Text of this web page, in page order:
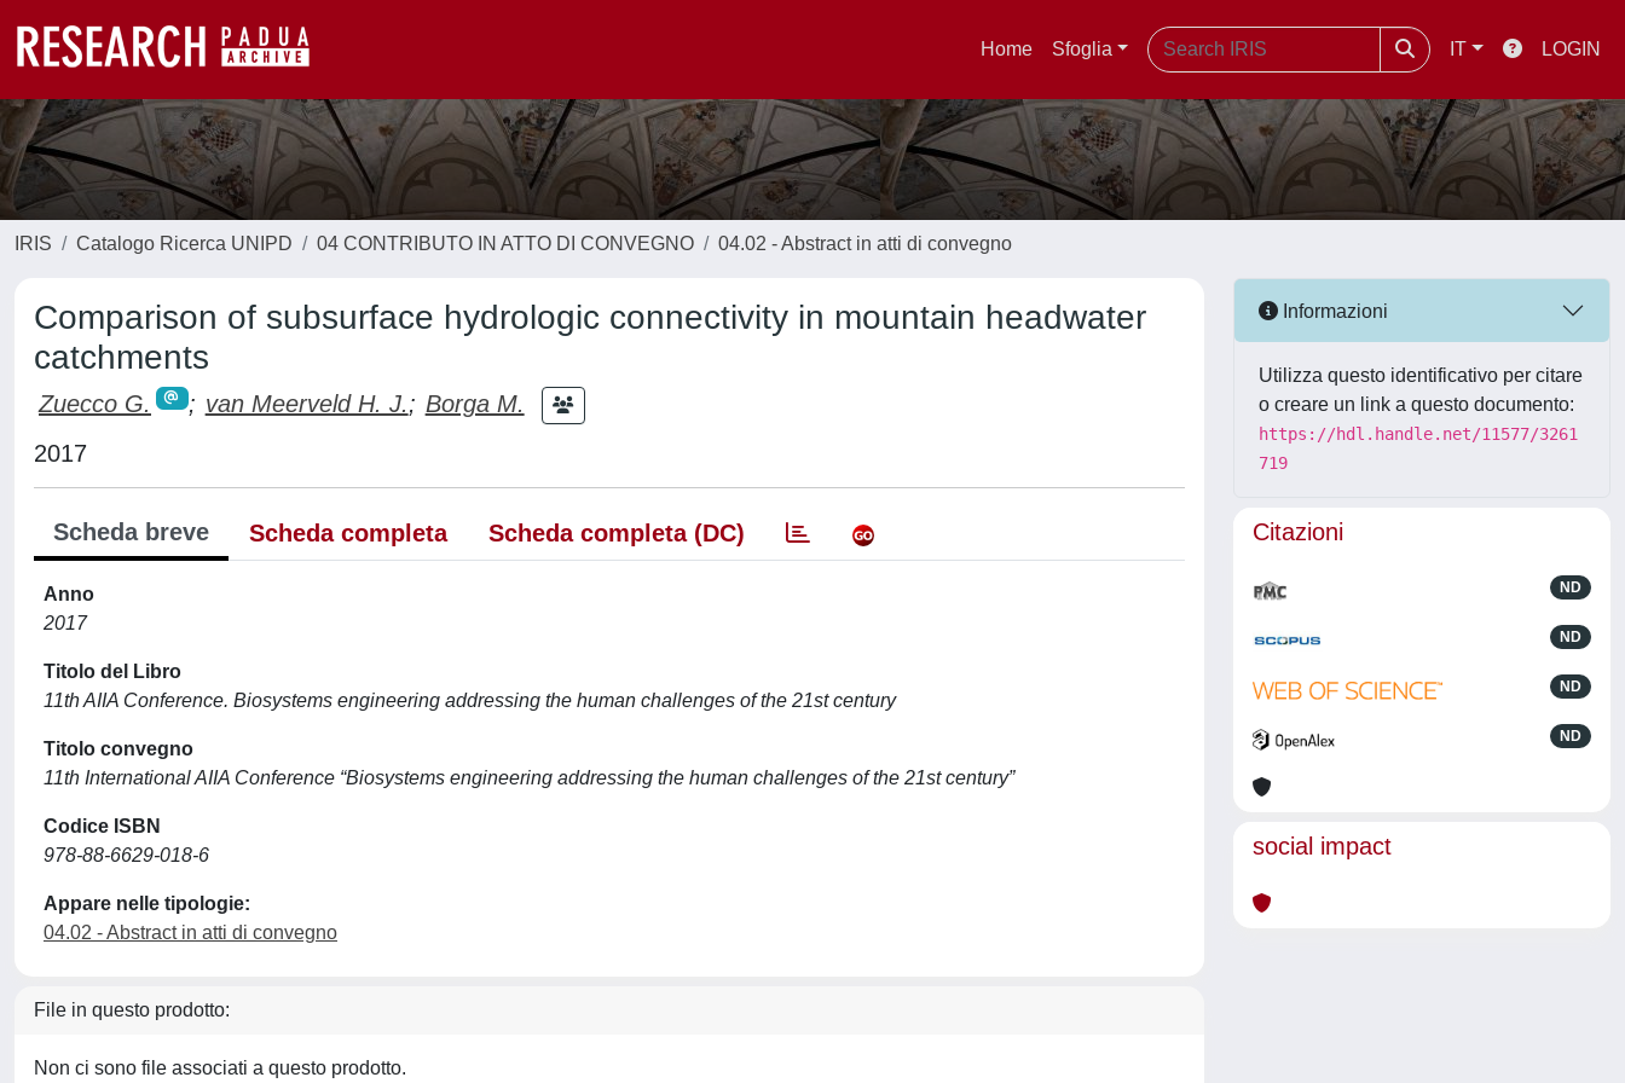
Home Sfoglia IT LOGIN
IRIS Catalogo Ricerca UNIPD 04 CONTRIBUTO IN ATTO DI CONVEGNO 04.02 - Abstract in atti di convegno
Comparison of subsurface hydrologic connectivity in mountain headwater
catchments
Zuecco G. ; van Meerveld H. J.; Borga M.
2017
Scheda breve Scheda completa Scheda completa (DC)
Anno
2017
Titolo del Libro
11th AIIA Conference. Biosystems engineering addressing the human challenges of the 21st century
Titolo convegno
11th International AIIA Conference “Biosystems engineering addressing the human challenges of the 21st century”
Codice ISBN
978-88-6629-018-6
Appare nelle tipologie:
04.02 - Abstract in atti di convegno
File in questo prodotto:
Non ci sono file associati a questo prodotto.
Informazioni
Utilizza questo identificativo per citare
o creare un link a questo documento:
https://hdl.handle.net/11577/3261
719
Citazioni
ND
ND
ND
ND
social impact